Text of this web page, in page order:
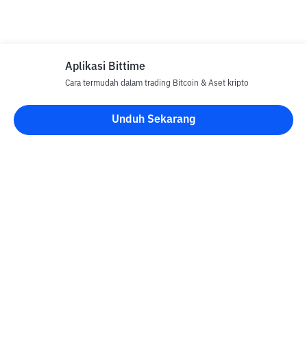
Aplikasi Bittime
Cara termudah dalam trading Bitcoin & Aset kripto
Unduh Sekarang